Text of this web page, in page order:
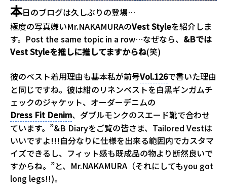
本日のブログは久しぶりの登場…
極度の写真嫌いMr.NAKAMURAのVest Styleを紹介しま
す。Post the same topic in a row…なぜなら、 &Bでは
Vest Styleを推しに推してますからね(笑)
彼のベスト着用理由も基本私が前号Vol.126で書いた理由
と同じですね。彼は紺のリネンベストを白黒ギンガムチ
ェックのジャケット、オーダーデニムの
Dress Fit Denim、ダブルモンクのスエード靴で合わせ
ています。”&B Diaryをご覧の皆さま、Tailored Vestは
いいですよ!!!自分なりに仕様を出来る範囲内でカスタマ
イズできるし、フィット感も既成品の物より断然良いで
すからね。”と、Mr.NAKAMURA（それにしてもyou got
long legs!!)。